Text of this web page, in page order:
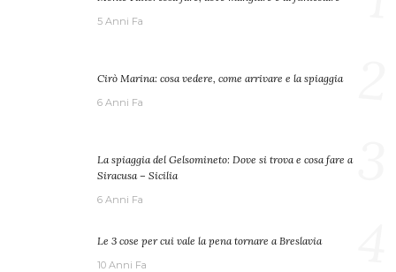
5 Anni Fa
Cirò Marina: cosa vedere, come arrivare e la spiaggia
6 Anni Fa
La spiaggia del Gelsomineto: Dove si trova e cosa fare a
Siracusa – Sicilia
6 Anni Fa
Le 3 cose per cui vale la pena tornare a Breslavia
10 Anni Fa